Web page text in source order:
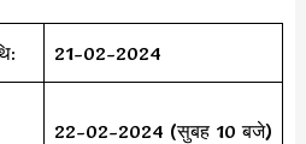
21-02-2024
22-02-2024 (सुबह 10 बजे)